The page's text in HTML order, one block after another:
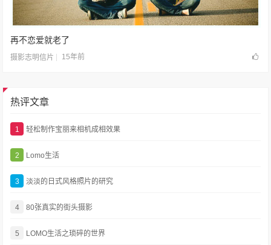
再不恋爱就老了
摄影志明信片 15年前
热评文章
1 轻松制作宝丽来相机成相效果
2 Lomo生活
3 淡淡的日式风格照片的研究
4 80张真实的街头摄影
5 LOMO生活之琐碎的世界